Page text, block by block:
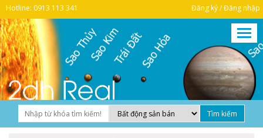
Hotline: 0913 113 341 Đăng ký / Đăng nhập